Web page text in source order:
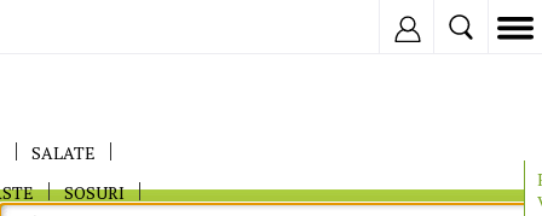
SALATE
SOSURI